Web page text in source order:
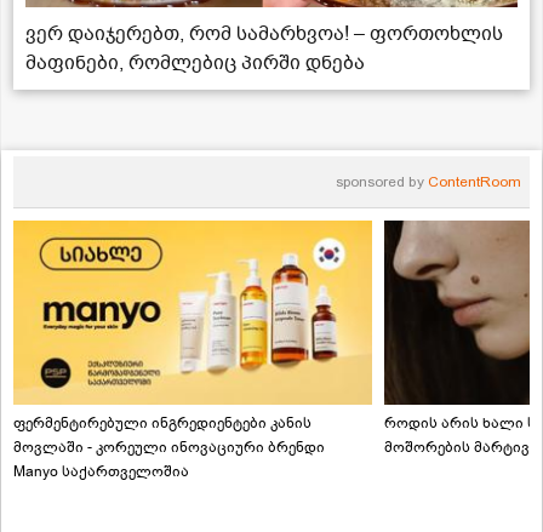
ვერ დაიჯერებთ, რომ სამარხვოა! – ფორთოხლის
მაფინები, რომლებიც პირში დნება
sponsored by ContentRoom
ფერმენტირებული ინგრედიენტები კანის
მოვლაში - კორეული ინოვაციური ბრენდი
Manyo საქართველოშია
როდის არის ხალი
მოშორების